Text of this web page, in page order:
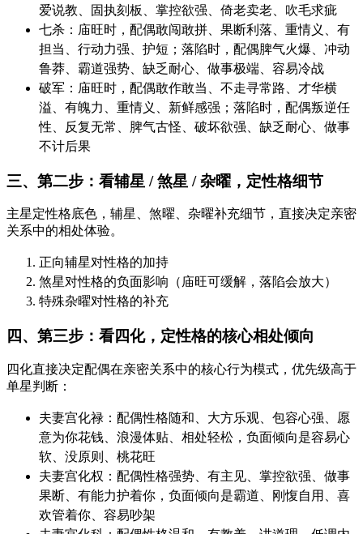
爱说教、固执刻板、掌控欲强、倚老卖老、吹毛求疵
七杀：庙旺时，配偶敢闯敢拼、果断利落、重情义、有
担当、行动力强、护短；落陷时，配偶脾气火爆、冲动
鲁莽、霸道强势、缺乏耐心、做事极端、容易冷战
破军：庙旺时，配偶敢作敢当、不走寻常路、才华横
溢、有魄力、重情义、新鲜感强；落陷时，配偶叛逆任
性、反复无常、脾气古怪、破坏欲强、缺乏耐心、做事
不计后果
三、第二步：看辅星 / 煞星 / 杂曜，定性格细节
主星定性格底色，辅星、煞曜、杂曜补充细节，直接决定亲密
关系中的相处体验。
正向辅星对性格的加持
煞星对性格的负面影响（庙旺可缓解，落陷会放大）
特殊杂曜对性格的补充
四、第三步：看四化，定性格的核心相处倾向
四化直接决定配偶在亲密关系中的核心行为模式，优先级高于
单星判断：
夫妻宫化禄：配偶性格随和、大方乐观、包容心强、愿
意为你花钱、浪漫体贴、相处轻松，负面倾向是容易心
软、没原则、桃花旺
夫妻宫化权：配偶性格强势、有主见、掌控欲强、做事
果断、有能力护着你，负面倾向是霸道、刚愎自用、喜
欢管着你、容易吵架